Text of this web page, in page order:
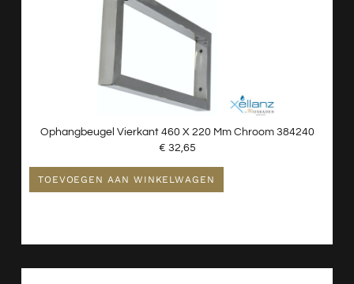
Ophangbeugel Vierkant 460 X 220 Mm Chroom 384240
€ 32,65
TOEVOEGEN AAN WINKELWAGEN